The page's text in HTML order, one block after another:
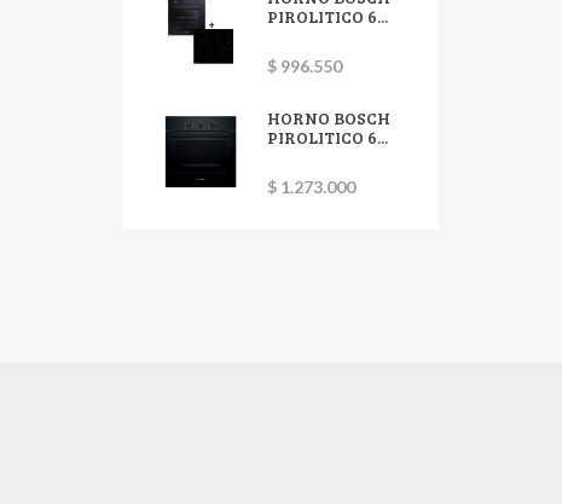
PIROLITICO 6...
$ 996.550
HORNO BOSCH
PIROLITICO 6...
$ 1.273.000